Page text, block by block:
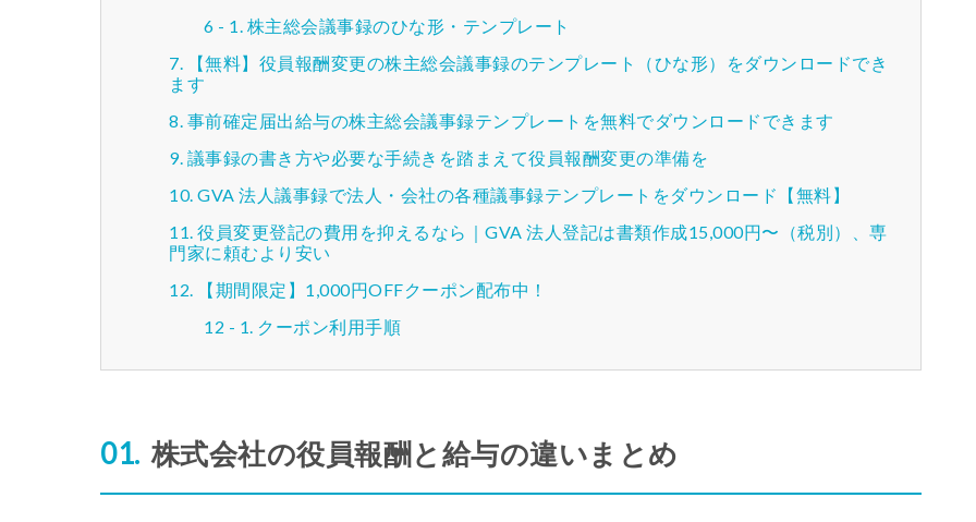
株主総会議事録のひな形・テンプレート
【無料】役員報酬変更の株主総会議事録のテンプレート（ひな形）をダウンロードでき
ます
事前確定届出給与の株主総会議事録テンプレートを無料でダウンロードできます
議事録の書き方や必要な手続きを踏まえて役員報酬変更の準備を
GVA 法人議事録で法人・会社の各種議事録テンプレートをダウンロード【無料】
役員変更登記の費用を抑えるなら｜GVA 法人登記は書類作成15,000円〜（税別）、専
門家に頼むより安い
【期間限定】1,000円OFFクーポン配布中！
クーポン利用手順
株式会社の役員報酬と給与の違いまとめ